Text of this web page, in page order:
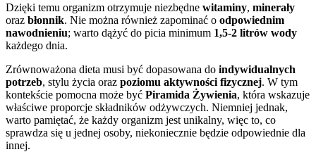
Dzięki temu organizm otrzymuje niezbędne witaminy, minerały
oraz błonnik. Nie można również zapominać o odpowiednim
nawodnieniu; warto dążyć do picia minimum 1,5-2 litrów wody
każdego dnia.
Zrównoważona dieta musi być dopasowana do indywidualnych
potrzeb, stylu życia oraz poziomu aktywności fizycznej. W tym
kontekście pomocna może być Piramida Żywienia, która wskazuje
właściwe proporcje składników odżywczych. Niemniej jednak,
warto pamiętać, że każdy organizm jest unikalny, więc to, co
sprawdza się u jednej osoby, niekoniecznie będzie odpowiednie dla
innej.